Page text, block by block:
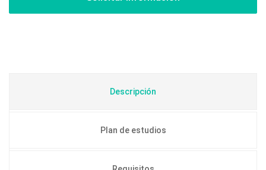
Descripción
Plan de estudios